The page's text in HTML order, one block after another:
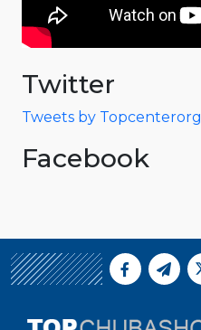
Twitter
Tweets by Topcenterorg
Facebook